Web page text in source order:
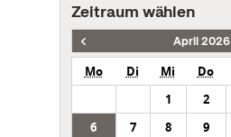
Zeitraum wählen
April 2026
Mo Di Mi Do
1
2
6
7 8 9